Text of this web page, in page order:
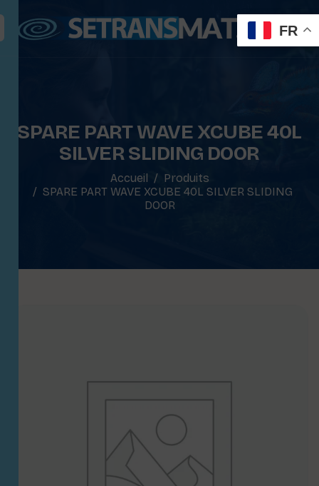
SPARE PART WAVE XCUBE 40L
SILVER SLIDING DOOR
Accueil
Produits
SPARE PART WAVE XCUBE 40L SILVER SLIDING
DOOR
FR